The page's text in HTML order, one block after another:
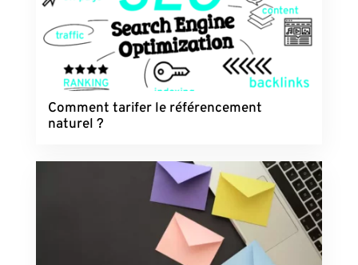
Comment tarifer le référencement
naturel ?